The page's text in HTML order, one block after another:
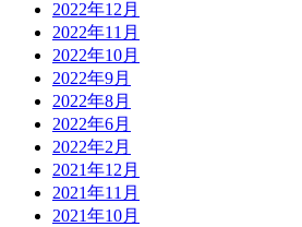
2022年12月
2022年11月
2022年10月
2022年9月
2022年8月
2022年6月
2022年2月
2021年12月
2021年11月
2021年10月